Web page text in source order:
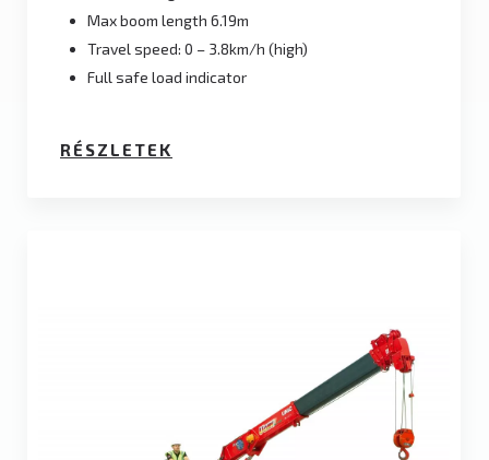
Max boom length 6.19m
Travel speed: 0 – 3.8km/h (high)
Full safe load indicator
RÉSZLETEK